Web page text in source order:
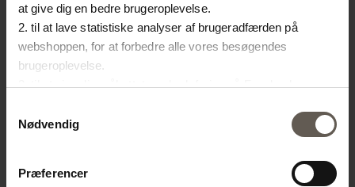
at give dig en bedre brugeroplevelse.
2. til at lave statistiske analyser af brugeradfærden på
webshoppen, for at forbedre alle vores besøgendes
brugeroplevelse.
3. til at vise dig målrettet markedsføring på Facebook,
Hvis du vil vide mere om hvordan cookies bliver delt og
brugt er du velkommen til at trykke på "Detaljer". Du kan til
enhver tid ændre eller trække dit samtykke tilbage ved at
trykke på ikonet i bunden af venstre hjørne.
Nødvendig
Præferencer
VASEMAROC4-TERRA
MAROKKANSK VASE | LER |
43 CM
VASE | GLAS | 15 CM